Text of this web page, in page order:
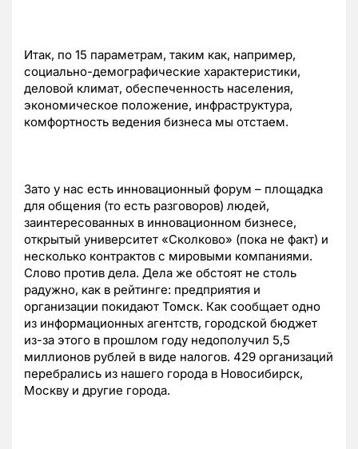
Итак, по 15 параметрам, таким как, например,
социально-демографические характеристики,
деловой климат, обеспеченность населения,
экономическое положение, инфраструктура,
комфортность ведения бизнеса мы отстаем.
Зато у нас есть инновационный форум – площадка
для общения (то есть разговоров) людей,
заинтересованных в инновационном бизнесе,
открытый университет «Сколково» (пока не факт) и
несколько контрактов с мировыми компаниями.
Слово против дела. Дела же обстоят не столь
радужно, как в рейтинге: предприятия и
организации покидают Томск. Как сообщает одно
из информационных агентств, городской бюджет
из-за этого в прошлом году недополучил 5,5
миллионов рублей в виде налогов. 429 организаций
перебрались из нашего города в Новосибирск,
Москву и другие города.